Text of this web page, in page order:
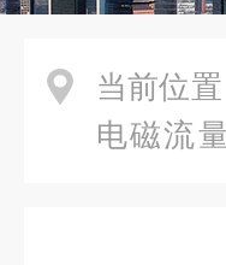
当前位置
电磁流